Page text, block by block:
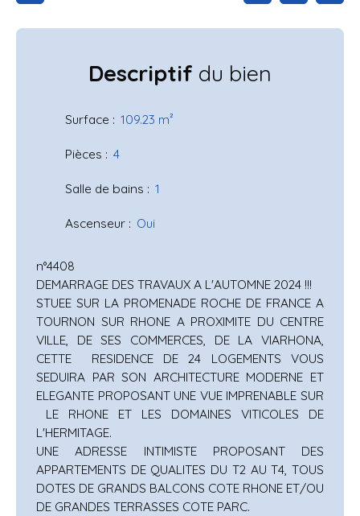
Descriptif du bien
Surface : 109.23 m²
Pièces : 4
Salle de bains : 1
Ascenseur : Oui
n°4408
DEMARRAGE DES TRAVAUX A L'AUTOMNE 2024 !!!
STUEE SUR LA PROMENADE ROCHE DE FRANCE A
TOURNON SUR RHONE A PROXIMITE DU CENTRE
VILLE, DE SES COMMERCES, DE LA VIARHONA,
CETTE RESIDENCE DE 24 LOGEMENTS VOUS
SEDUIRA PAR SON ARCHITECTURE MODERNE ET
ELEGANTE PROPOSANT UNE VUE IMPRENABLE SUR
LE RHONE ET LES DOMAINES VITICOLES DE
L'HERMITAGE.
UNE ADRESSE INTIMISTE PROPOSANT DES
APPARTEMENTS DE QUALITES DU T2 AU T4, TOUS
DOTES DE GRANDS BALCONS COTE RHONE ET/OU
DE GRANDES TERRASSES COTE PARC.